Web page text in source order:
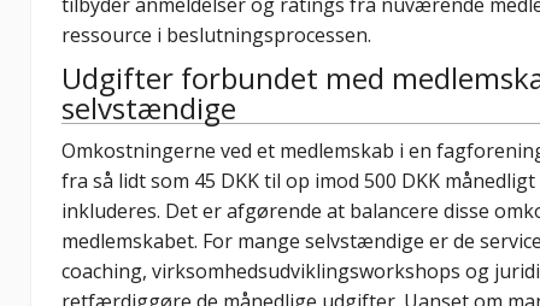
ressource i beslutningsprocessen.
Udgifter forbundet med
selvstændige
Omkostningerne ved et medlemskab i en
fra så lidt som 45 DKK til op imod 500 DKK
inkluderes. Det er afgørende at balancere disse
medlemskabet. For mange selvstændige er de
coaching, virksomhedsudviklingsworkshops og